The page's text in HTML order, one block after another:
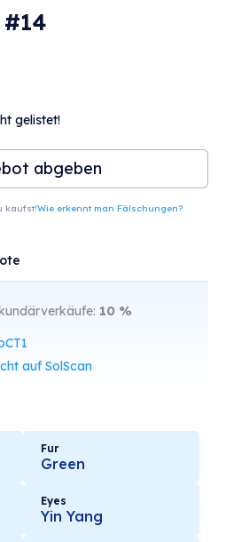
gelistet!
abgeben
kaufst!Wie erkennt man Fälschungen?
10 %
auf SolScan
Fur
Green
Eyes
Yin Yang